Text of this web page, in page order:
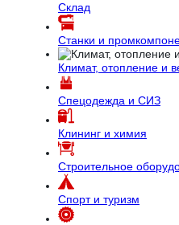
Склад
Станки и
Климат, отопление и
Спецодежда и СИЗ
Клининг и химия
Строительное
Спорт и туризм